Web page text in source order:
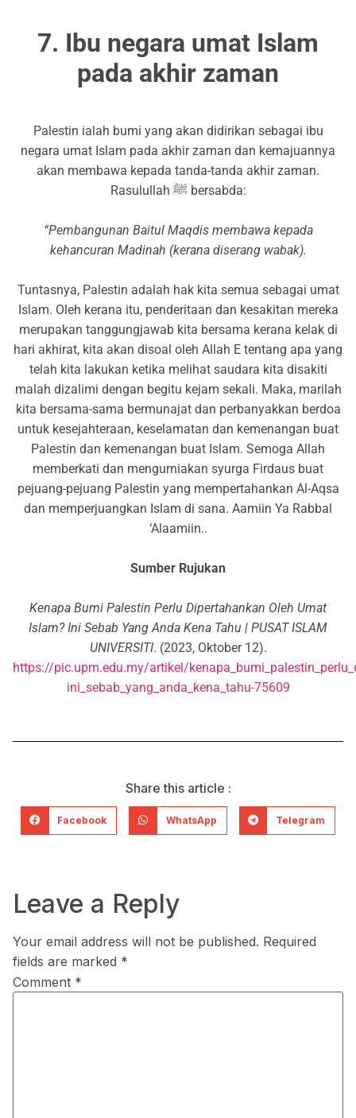
7. Ibu negara umat Islam
pada akhir zaman
Palestin ialah bumi yang akan didirikan sebagai ibu
negara umat Islam pada akhir zaman dan kemajuannya
akan membawa kepada tanda-tanda akhir zaman.
Rasulullah ﷺ bersabda:
“Pembangunan Baitul Maqdis membawa kepada
kehancuran Madinah (kerana diserang wabak).
Tuntasnya, Palestin adalah hak kita semua sebagai umat
Islam. Oleh kerana itu, penderitaan dan kesakitan mereka
merupakan tanggungjawab kita bersama kerana kelak di
hari akhirat, kita akan disoal oleh Allah E tentang apa yang
telah kita lakukan ketika melihat saudara kita disakiti
malah dizalimi dengan begitu kejam sekali. Maka, marilah
kita bersama-sama bermunajat dan perbanyakkan berdoa
untuk kesejahteraan, keselamatan dan kemenangan buat
Palestin dan kemenangan buat Islam. Semoga Allah
memberkati dan mengurniakan syurga Firdaus buat
pejuang-pejuang Palestin yang mempertahankan Al-Aqsa
dan memperjuangkan Islam di sana. Aamiin Ya Rabbal
‘Alaamiin..
Sumber Rujukan
Kenapa Bumi Palestin Perlu Dipertahankan Oleh Umat
Islam? Ini Sebab Yang Anda Kena Tahu | PUSAT ISLAM
UNIVERSITI. (2023, Oktober 12).
https://pic.upm.edu.my/artikel/
ini_sebab_yang_anda_kena_tahu-75609
Share this article :
Facebook WhatsApp Telegram
Leave a Reply
Your email address will not be published. Required
fields are marked *
Comment *